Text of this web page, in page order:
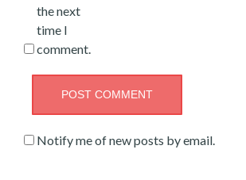
the next
time I
comment.
Notify me of new posts by email.